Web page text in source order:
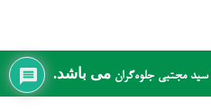
سید مجتبی جلوه‌گرانمی باشد.